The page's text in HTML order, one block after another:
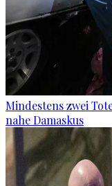
Mindestens zwei
nahe Damaskus